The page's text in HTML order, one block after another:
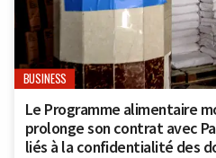
BUSINESS
Le Programme alimentaire
prolonge son contrat avec
liés à la confidentialité des